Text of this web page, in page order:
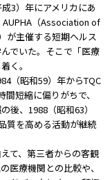
3）年にアメリカにあ
（Association of
主催する短期ヘルス
でいた。そこで「医療
く。
（昭和59）年からTQC
短縮に偏りがちで、
後、1988（昭和63）
質を高める活動が継続
て、第三者からの客観
医療機関との比較や、